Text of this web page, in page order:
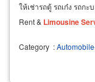
ให้เช่ารถตู้ รถเก๋ง รถก
Rent & Limousine
Category :